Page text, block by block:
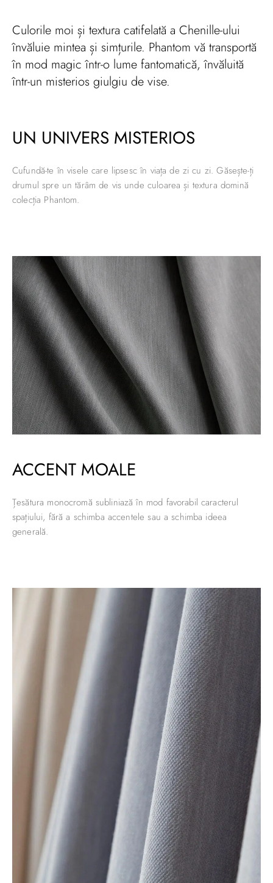
Culorile moi și textura catifelată a Chenille-ului
învăluie mintea și simțurile. Phantom vă transportă
în mod magic într-o lume fantomatică, învăluită
într-un misterios giulgiu de vise.
UN UNIVERS MISTERIOS
Cufundă-te în visele care lipsesc în viața de zi cu zi. Găsește-ți
drumul spre un tărâm de vis unde culoarea și textura domină
colecția Phantom.
ACCENT MOALE
Țesătura monocromă subliniază în mod favorabil caracterul
spațiului, fără a schimba accentele sau a schimba ideea
generală.